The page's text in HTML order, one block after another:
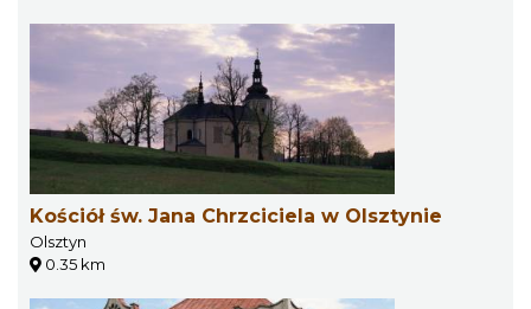
Kościół św. Jana Chrzciciela w Olsztynie
Olsztyn
0.35 km